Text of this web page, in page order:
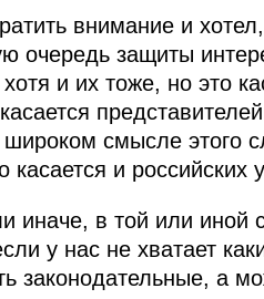
внимание и
очередь защиты
и их тоже, но это
смысле этого
и российских
иначе, в той или
у нас не хватает
законодательные, а